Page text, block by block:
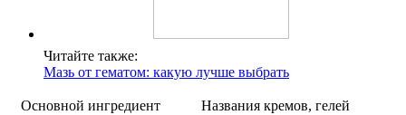
Читайте также:
Мазь от гематом: какую лучше выбрать
Основной ингредиент
Названия кремов, гелей